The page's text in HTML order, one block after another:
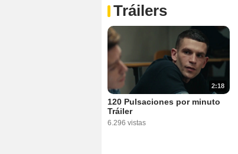
Tráilers
2:18
120 Pulsaciones por minuto
Tráiler
6.296 vistas